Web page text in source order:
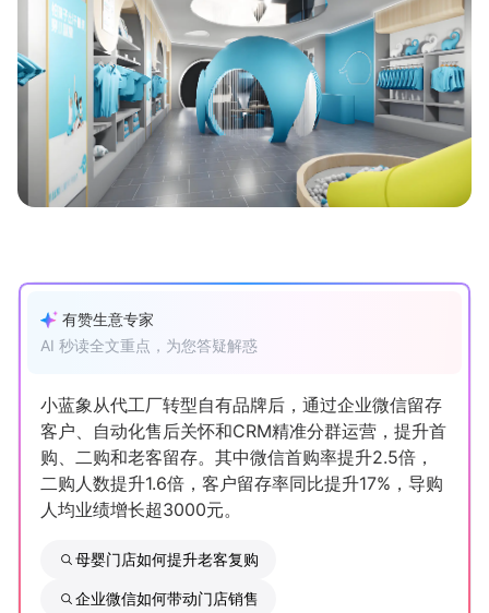
新零售大会 新零售茶会
新零售私享会 门店经营增长公开课
AllValue 战略合作
增长产品指南
智库 产品场景库
行业洞察
新零售资讯
培训课程
私域课程
有赞生意专家
AI 秒读全文重点，为您答疑解惑
小蓝象从代工厂转型自有品牌后，通过企业微信留存
客户、自动化售后关怀和CRM精准分群运营，提升首
购、二购和老客留存。其中微信首购率提升2.5倍，
二购人数提升1.6倍，客户留存率同比提升17%，导购
人均业绩增长超3000元。
母婴门店如何提升老客复购
企业微信如何带动门店销售